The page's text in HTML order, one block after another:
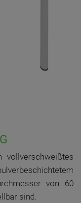
vollverschweißtes
von 60
sind.